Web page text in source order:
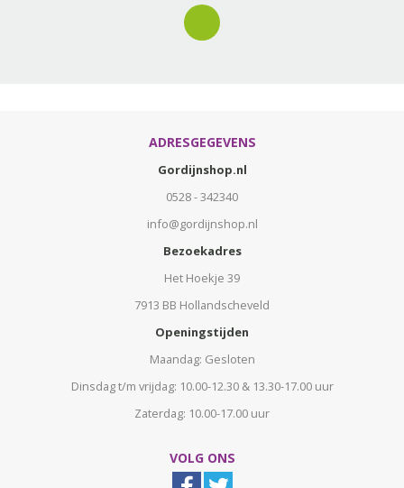
ADRESGEGEVENS
Gordijnshop.nl
0528 - 342340
info@gordijnshop.nl
Bezoekadres
Het Hoekje 39
7913 BB Hollandscheveld
Openingstijden
Maandag: Gesloten
Dinsdag t/m vrijdag: 10.00-12.30 & 13.30-17.00 uur
Zaterdag: 10.00-17.00 uur
VOLG ONS